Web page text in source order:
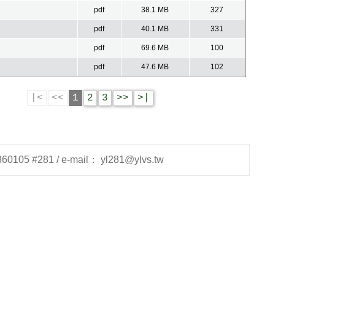
pdf 38.1 MB 327
pdf 40.1 MB 331
pdf 69.6 MB 100
pdf 47.6 MB 102
|< << 1 2 3 >> >|
#281 / e-mail： yl281@ylvs.tw